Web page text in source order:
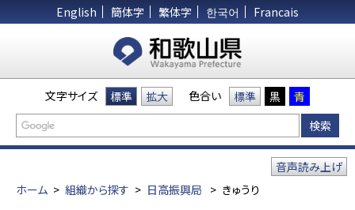
English 簡体字 繁体字 한국어 Francais
文字サイズ 標準 拡大 色合い 標準 黒 青
ホーム > 組織から探す > 日高振興局 > きゅうり
音声読み上げ